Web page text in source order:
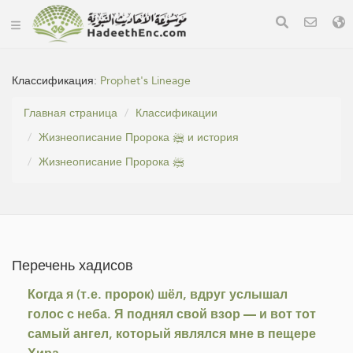
Классификация: Prophet's Lineage
Главная страница
Классификации
Жизнеописание Пророка ﷺ и история
Жизнеописание Пророка ﷺ
Перечень хадисов
Когда я (т.е. пророк) шёл, вдруг услышал
голос с неба. Я поднял свой взор — и вот тот
самый ангел, который являлся мне в пещере